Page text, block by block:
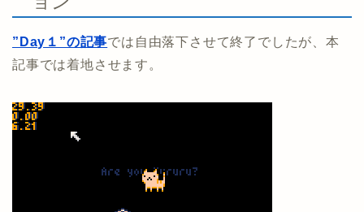
”Day１”の記事では自由落下させて終了でしたが、本
記事では着地させます。